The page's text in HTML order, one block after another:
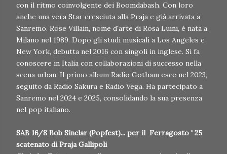
con il ritmo coinvolgente dei Boomdabash. Con loro
anche una vera Star cresciuta alla Praja e già arrivata a
Sanremo. Rose Villain, nome d'arte di Rosa Luini, è nata a
Milano nel 1989. Dopo gli studi musicali a Los Angeles e
New York, debutta nel 2016 con singoli in inglese. Si fa
conoscere in Italia con collaborazioni di successo nella
scena urban. Il primo album Radio Gotham esce nel 2023,
seguito da Radio Sakura e Radio Vega. Ha partecipato a
Sanremo nel 2024 e 2025, consolidando la sua presenza
nel pop italiano.
SAB 16/8 Bob Sinclar (Popfest)... per il Ferragosto ' 25
scatenato di Praja Gallipoli